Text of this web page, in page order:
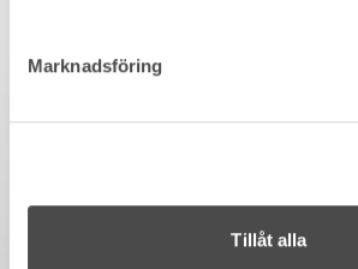
Marknadsföring
Tillåt alla